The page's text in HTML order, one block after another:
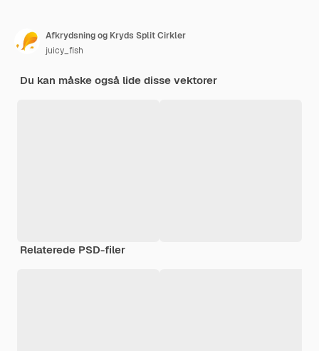
Afkrydsning og Kryds Split Cirkler
juicy_fish
Du kan måske også lide disse vektorer
Relaterede PSD-filer